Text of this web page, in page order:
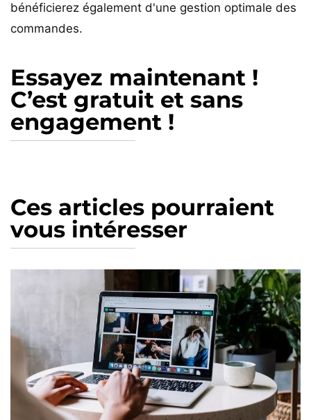
bénéficierez également d'une gestion optimale des
commandes.
Essayez maintenant !
C’est gratuit et sans
engagement !
Ces articles pourraient
vous intéresser